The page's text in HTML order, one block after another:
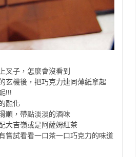
叉子，怎麼會沒看到
玄機後，把巧克力連同薄紙拿起
!!!
融化
順，帶點淡淡的酒味
大吉嶺或是阿薩姆紅茶
嘗試看看一口茶一口巧克力的味道